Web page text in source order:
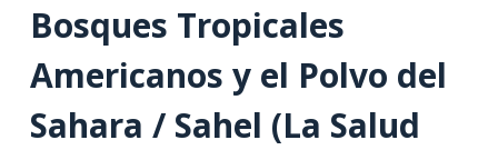
e
n
Bosques Tropicales
Americanos y el Polvo del
Sahara / Sahel (La Salud